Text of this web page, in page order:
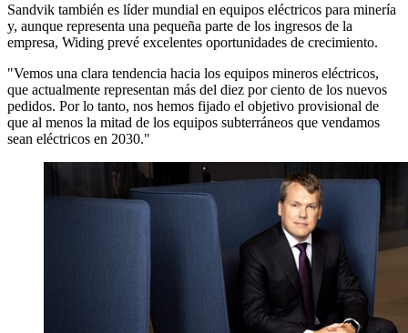
Sandvik también es líder mundial en equipos eléctricos para minería
y, aunque representa una pequeña parte de los ingresos de la
empresa, Widing prevé excelentes oportunidades de crecimiento.
"Vemos una clara tendencia hacia los equipos mineros eléctricos,
que actualmente representan más del diez por ciento de los nuevos
pedidos. Por lo tanto, nos hemos fijado el objetivo provisional de
que al menos la mitad de los equipos subterráneos que vendamos
sean eléctricos en 2030."